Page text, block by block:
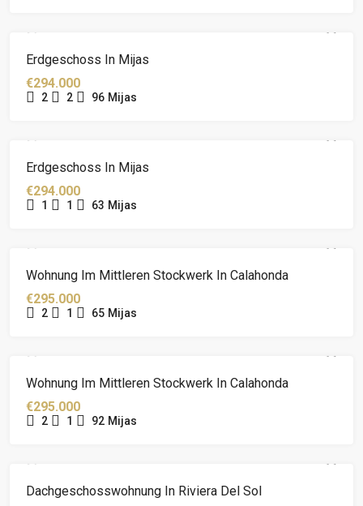
Erdgeschoss In Mijas
€294.000
2 2 96 Mijas
Erdgeschoss In Mijas
€294.000
1 1 63 Mijas
Wohnung Im Mittleren Stockwerk In Calahonda
€295.000
2 1 65 Mijas
Wohnung Im Mittleren Stockwerk In Calahonda
€295.000
2 1 92 Mijas
Dachgeschosswohnung In Riviera Del Sol